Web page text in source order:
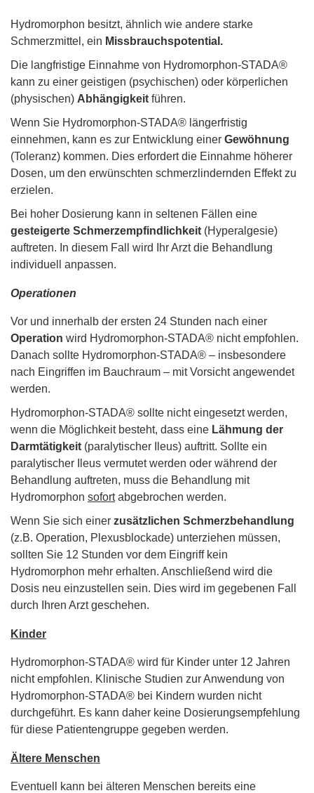
Hydromorphon besitzt, ähnlich wie andere starke
Schmerzmittel, ein Missbrauchspotential.
Die langfristige Einnahme von Hydromorphon-STADA®
kann zu einer geistigen (psychischen) oder körperlichen
(physischen) Abhängigkeit führen.
Wenn Sie Hydromorphon-STADA® längerfristig
einnehmen, kann es zur Entwicklung einer Gewöhnung
(Toleranz) kommen. Dies erfordert die Einnahme höherer
Dosen, um den erwünschten schmerzlindernden Effekt zu
erzielen.
Bei hoher Dosierung kann in seltenen Fällen eine
gesteigerte Schmerzempfindlichkeit (Hyperalgesie)
auftreten. In diesem Fall wird Ihr Arzt die Behandlung
individuell anpassen.
Operationen
Vor und innerhalb der ersten 24 Stunden nach einer
Operation wird Hydromorphon-STADA® nicht empfohlen.
Danach sollte Hydromorphon-STADA® – insbesondere
nach Eingriffen im Bauchraum – mit Vorsicht angewendet
werden.
Hydromorphon-STADA® sollte nicht eingesetzt werden,
wenn die Möglichkeit besteht, dass eine Lähmung der
Darmtätigkeit (paralytischer Ileus) auftritt. Sollte ein
paralytischer Ileus vermutet werden oder während der
Behandlung auftreten, muss die Behandlung mit
Hydromorphon sofortabgebrochen werden.
Wenn Sie sich einer zusätzlichen Schmerzbehandlung
(z.B. Operation, Plexusblockade) unterziehen müssen,
sollten Sie 12 Stunden vor dem Eingriff kein
Hydromorphon mehr erhalten. Anschließend wird die
Dosis neu einzustellen sein. Dies wird im gegebenen Fall
durch Ihren Arzt geschehen.
Kinder
Hydromorphon-STADA® wird für Kinder unter 12 Jahren
nicht empfohlen. Klinische Studien zur Anwendung von
Hydromorphon-STADA® bei Kindern wurden nicht
durchgeführt. Es kann daher keine Dosierungsempfehlung
für diese Patientengruppe gegeben werden.
Ältere Menschen
Eventuell kann bei älteren Menschen bereits eine